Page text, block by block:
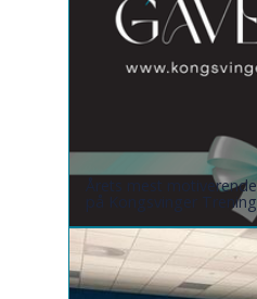
Årets mest
på Kongsvinger